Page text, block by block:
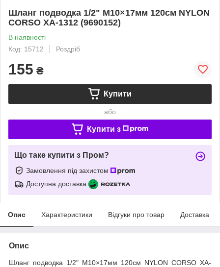
Шланг подводка 1/2" М10×17мм 120см NYLON
CORSO XA-1312 (9690152)
В наявності
Код: 15712
Роздріб
155 ₴
Купити
або
Купити з
Що таке купити з Пром?
Замовлення під захистом
Доступна доставка
Опис Характеристики Відгуки про товар Доставка
Опис
Шланг подводка 1/2" М10×17мм 120см NYLON CORSO XA-